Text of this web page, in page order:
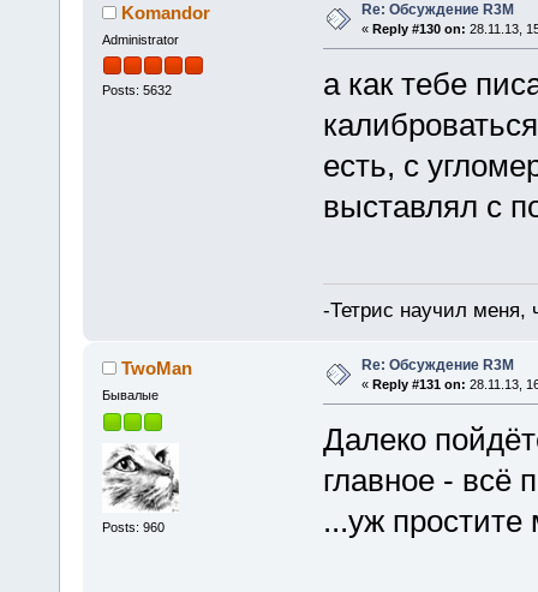
Komandor
Administrator
Posts: 5632
Re: Обсуждение R3M
« Reply #130 on: 28.11.13,
а как тебе
есть, с
выставлял с
-Тетрис научил меня,
TwoMan
Бывалые
Posts: 960
Re: Обсуждение R3M
« Reply #131 on: 28.11.13,
Далеко
главное - всё
...уж